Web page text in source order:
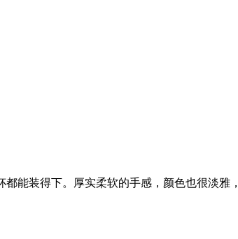
能装得下。厚实柔软的手感，颜色也很淡雅